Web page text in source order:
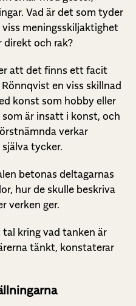
Vad är det som tyder
meningsskiljaktighet
direkt och rak?
att det finns ett facit
en viss skillnad
konst som hobby eller
är insatt i konst, och
verkar
tycker.
betonas deltagarnas
hur de skulle beskriva
verken ger.
kring vad tanken är
tänkt, konstaterar